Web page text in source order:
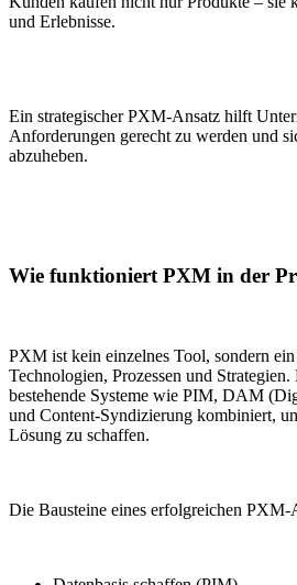
und Erlebnisse.
Ein strategischer PXM-Ansatz hilft
Anforderungen gerecht zu werden und
abzuheben.
Wie funktioniert PXM in der
PXM ist kein einzelnes Tool, sondern
Technologien, Prozessen und
bestehende Systeme wie PIM, DAM
und Content-Syndizierung kombiniert,
Lösung zu schaffen.
Die Bausteine eines erfolgreichen PXM-